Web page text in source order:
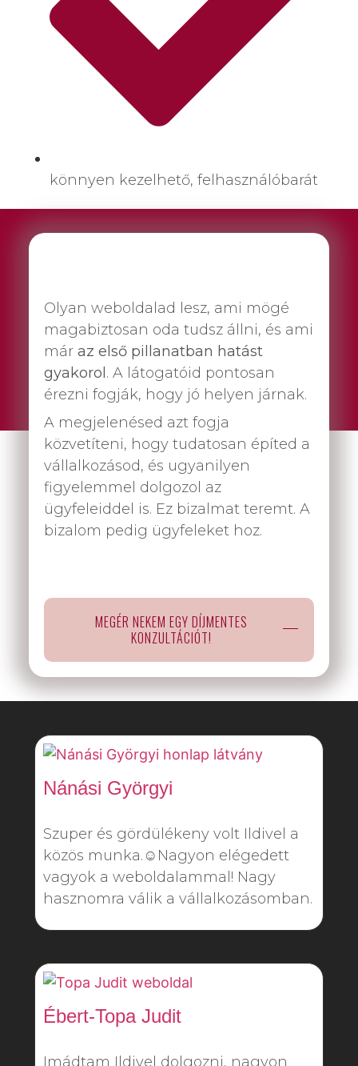
könnyen kezelhető, felhasználóbarát
Olyan weboldalad lesz, ami mögé
magabiztosan oda tudsz állni, és ami
már az első pillanatban hatást
gyakorol . A látogatóid pontosan
érezni fogják, hogy jó helyen járnak.
A megjelenésed azt fogja
közvetíteni, hogy tudatosan építed a
vállalkozásod, és ugyanilyen
figyelemmel dolgozol az
ügyfeleiddel is. Ez bizalmat teremt. A
bizalom pedig ügyfeleket hoz.
MEGÉR NEKEM EGY DÍJMENTES
KONZULTÁCIÓT!
Nánási Györgyi
Szuper és gördülékeny volt Ildivel a
közös munka.☺️Nagyon elégedett
vagyok a weboldalammal! Nagy
hasznomra válik a vállalkozásomban.
Ébert-Topa Judit
Imádtam Ildivel dolgozni, nagyon